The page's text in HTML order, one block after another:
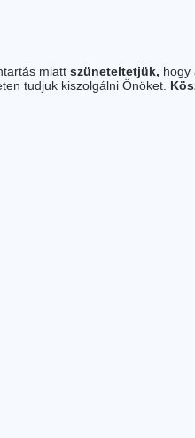
miatt szüneteltetjük, hogy
tudjuk kiszolgálni Önöket.